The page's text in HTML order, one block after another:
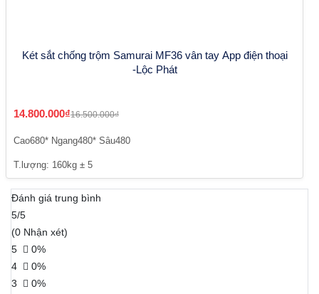
Két sắt chống trộm Samurai MF36 vân tay App điện thoại
-Lộc Phát
14.800.000₫16.500.000₫
Cao680* Ngang480* Sâu480
T.lượng: 160kg ± 5
Đánh giá trung bình
5/5
(0 Nhận xét)
5
0%
4
0%
3
0%